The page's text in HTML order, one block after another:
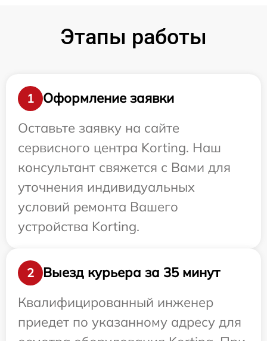
Этапы работы
1
Оформление заявки
Оставьте заявку на сайте
сервисного центра Korting. Наш
консультант свяжется с Вами для
уточнения индивидуальных
условий ремонта Вашего
устройства Korting.
2
Выезд курьера за 35 минут
Квалифицированный инженер
приедет по указанному адресу для